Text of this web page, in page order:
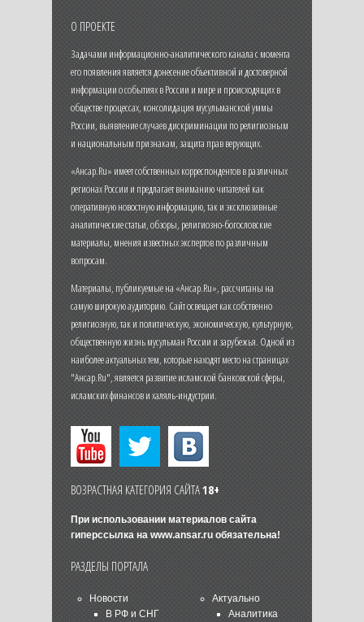
О ПРОЕКТЕ
Задачами информационно-аналитического канала с момента
его появления является донесение объективной и достоверной
информации о событиях в России и мире и происходящих в
обществе процессах, консолидация мусульманской уммы
России, выявление случаев дискриминации по религиозным
и национальным признакам, защита прав верующих.
«Ансар.Ru» имеет собственных корреспондентов в различных
регионах России и предлагает вниманию читателей как
оперативную новостную информацию, так и эксклюзивные
аналитические статьи, обзоры, религиозно-богословские
материалы, мнения известных экспертов по различным
вопросам.
Материалы, публикуемые на «Ансар.Ru», рассчитаны на
самую широкую аудиторию. Сайт освещает как собственно
религиозную, так и политическую, экономическую, культурную,
общественную жизнь мусульман России и зарубежья. Одной из
наиболее актуальных тем, которые находят место на страницах
"Ансар.Ru", является развитие исламской банковской сферы,
исламских финансов и халяль-индустрии.
ВОЗРАСТНАЯ КАТЕГОРИЯ САЙТА18+
При использовании материалов сайта
гиперссылка на www.ansar.ruобязательна!
РАЗДЕЛЫ ПОРТАЛА
Новости
В РФ и СНГ
Актуально
Аналитика